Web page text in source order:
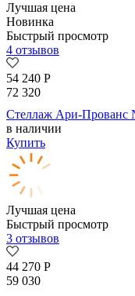
Лучшая цена
Новинка
Быстрый просмотр
4 отзывов
54 240 Р
72 320
Стеллаж Ари-Прованс
в наличии
Купить
Лучшая цена
Быстрый просмотр
3 отзывов
44 270 Р
59 030